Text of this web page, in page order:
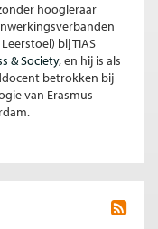
hoogleraar
bij TIAS
& Society, en hij is als
betrokken bij
van Erasmus